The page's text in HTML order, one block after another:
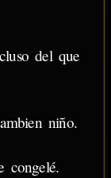
del que
niño.
congelé.